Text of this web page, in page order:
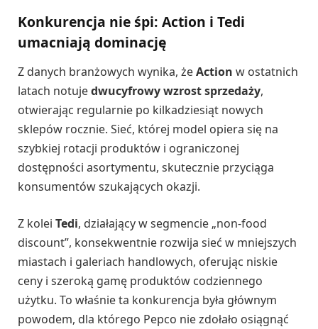
Konkurencja nie śpi: Action i Tedi
umacniają dominację
Z danych branżowych wynika, żeAction w ostatnich
latach notujedwucyfrowy wzrost sprzedaży,
otwierając regularnie po kilkadziesiąt nowych
sklepów rocznie. Sieć, której model opiera się na
szybkiej rotacji produktów i ograniczonej
dostępności asortymentu, skutecznie przyciąga
konsumentów szukających okazji.
Z kolei Tedi, działający w segmencie „non-food
discount”, konsekwentnie rozwija sieć w mniejszych
miastach i galeriach handlowych, oferując niskie
ceny i szeroką gamę produktów codziennego
użytku. To właśnie ta konkurencja była głównym
powodem, dla którego Pepco nie zdołało osiągnąć